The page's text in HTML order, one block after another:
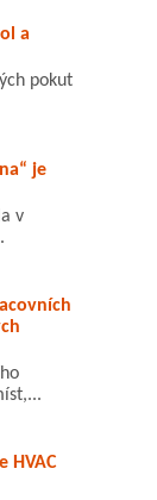
a
pokut
je
v
HVAC